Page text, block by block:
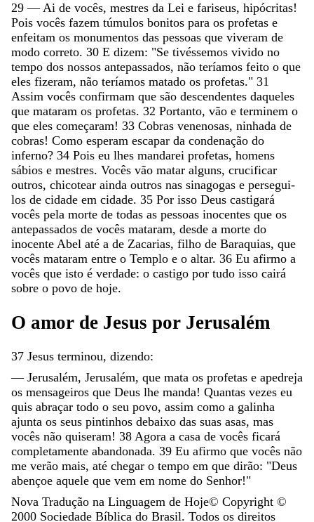
29 —Ai de vocês, mestres da Lei e fariseus, hipócritas!
Pois vocês fazem túmulos bonitos para os profetas e
enfeitam os monumentos das pessoas que viveram de
modo correto. 30 E dizem: "Se tivéssemos vivido no
tempo dos nossos antepassados, não teríamos feito o que
eles fizeram, não teríamos matado os profetas." 31
Assim vocês confirmam que são descendentes daqueles
que mataram os profetas. 32 Portanto, vão e terminem o
que eles começaram! 33 Cobras venenosas, ninhada de
cobras! Como esperam escapar da condenação do
inferno? 34 Pois eu lhes mandarei profetas, homens
sábios e mestres. Vocês vão matar alguns, crucificar
outros, chicotear ainda outros nas sinagogas e persegui-
los de cidade em cidade. 35 Por isso Deus castigará
vocês pela morte de todas as pessoas inocentes que os
antepassados de vocês mataram, desde a morte do
inocente Abel até a de Zacarias, filho de Baraquias, que
vocês mataram entre o Templo e o altar. 36 Eu afirmo a
vocês que isto é verdade: o castigo por tudo isso cairá
sobre o povo de hoje.
O amor de Jesus por Jerusalém
37 Jesus terminou, dizendo:
— Jerusalém, Jerusalém, que mata os profetas e apedreja
os mensageiros que Deus lhe manda! Quantas vezes eu
quis abraçar todo o seu povo, assim como a galinha
ajunta os seus pintinhos debaixo das suas asas, mas
vocês não quiseram! 38 Agora a casa de vocês ficará
completamente abandonada. 39 Eu afirmo que vocês não
me verão mais, até chegar o tempo em que dirão: "Deus
abençoe aquele que vem em nome do Senhor!"
Nova Tradução na Linguagem de Hoje© Copyright ©
2000 Sociedade Bíblica do Brasil. Todos os direitos